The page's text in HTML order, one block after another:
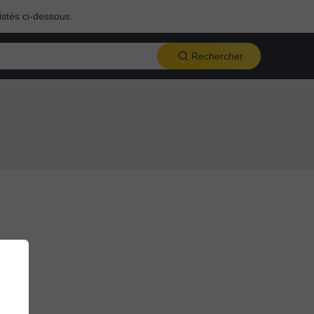
ci-dessous.
Rechercher